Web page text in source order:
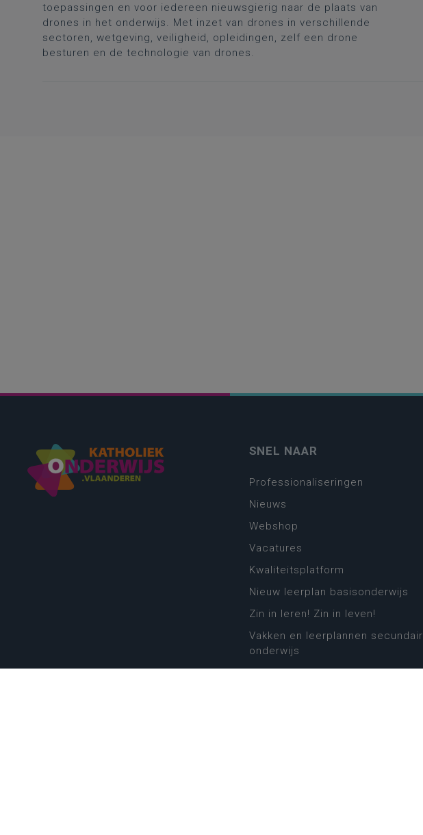
toepassingen en voor iedereen nieuwsgierig naar de plaats van
drones in het onderwijs. Met inzet van drones in verschillende
sectoren, wetgeving, veiligheid, opleidingen, zelf een drone
besturen en de technologie van drones.
SNEL NAAR
Professionaliseringen
Nieuws
Webshop
Vacatures
Kwaliteitsplatform
Nieuw leerplan basisonderwijs
Zin in leren! Zin in leven!
Vakken en leerplannen secundair
onderwijs